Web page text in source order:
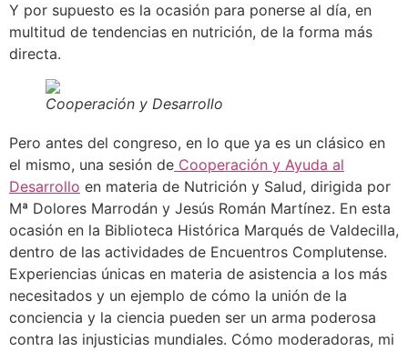
Y por supuesto es la ocasión para ponerse al día, en
multitud de tendencias en nutrición, de la forma más
directa.
Cooperación y Desarrollo
Pero antes del congreso, en lo que ya es un clásico en
el mismo, una sesión de Cooperación y Ayuda al
Desarrollo en materia de Nutrición y Salud, dirigida por
Mª Dolores Marrodán y Jesús Román Martínez. En esta
ocasión en la Biblioteca Histórica Marqués de Valdecilla,
dentro de las actividades de Encuentros Complutense.
Experiencias únicas en materia de asistencia a los más
necesitados y un ejemplo de cómo la unión de la
conciencia y la ciencia pueden ser un arma poderosa
contra las injusticias mundiales. Cómo moderadoras, mi